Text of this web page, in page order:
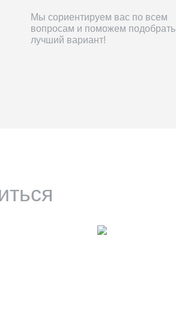
Мы сориентируем вас по всем
вопросам и поможем подобрать
лучший вариант!